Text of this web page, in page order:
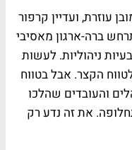
עוזרת, ועדיין קרפור
ברה-ארגון מאסיבי
ניהוליות. לעשות
הקצר. אבל בטווח
והעובדים שהלכו
את זה נדע רק